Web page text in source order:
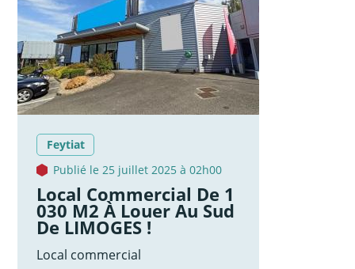
Feytiat
Publié le 25 juillet 2025 à 02h00
Local Commercial De 1
030 M2 À Louer Au Sud
De LIMOGES !
Local commercial